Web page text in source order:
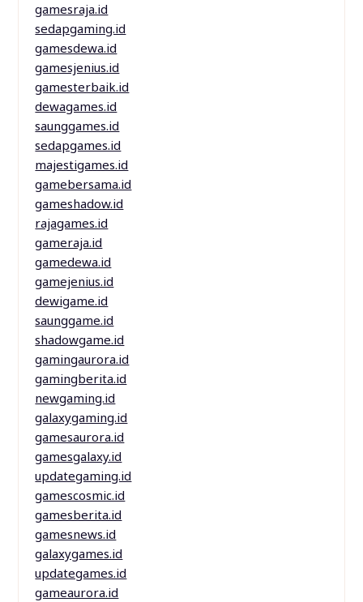
gamesraja.id
sedapgaming.id
gamesdewa.id
gamesjenius.id
gamesterbaik.id
dewagames.id
saunggames.id
sedapgames.id
majestigames.id
gamebersama.id
gameshadow.id
rajagames.id
gameraja.id
gamedewa.id
gamejenius.id
dewigame.id
saunggame.id
shadowgame.id
gamingaurora.id
gamingberita.id
newgaming.id
galaxygaming.id
gamesaurora.id
gamesgalaxy.id
updategaming.id
gamescosmic.id
gamesberita.id
gamesnews.id
galaxygames.id
updategames.id
gameaurora.id